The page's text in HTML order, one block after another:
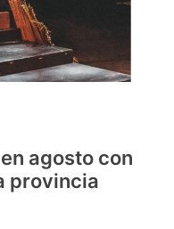
agosto con
provincia